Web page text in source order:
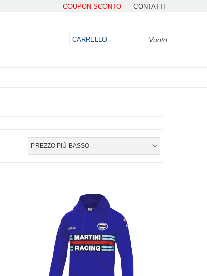
COUPON SCONTO CONTATTI
CARRELLO Vuoto
PREZZO PIÙ BASSO